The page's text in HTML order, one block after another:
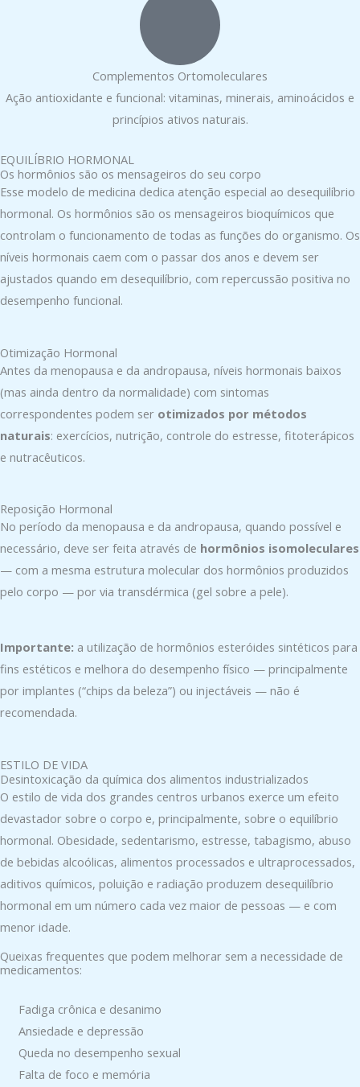
Complementos Ortomoleculares
Ação antioxidante e funcional: vitaminas, minerais, aminoácidos e
princípios ativos naturais.
EQUILÍBRIO HORMONAL
Os hormônios são os mensageiros do seu corpo
Esse modelo de medicina dedica atenção especial ao desequilíbrio
hormonal. Os hormônios são os mensageiros bioquímicos que
controlam o funcionamento de todas as funções do organismo. Os
níveis hormonais caem com o passar dos anos e devem ser
ajustados quando em desequilíbrio, com repercussão positiva no
desempenho funcional.
Otimização Hormonal
Antes da menopausa e da andropausa, níveis hormonais baixos
(mas ainda dentro da normalidade) com sintomas
correspondentes podem ser otimizados por métodos
naturais: exercícios, nutrição, controle do estresse, fitoterápicos
e nutracêuticos.
Reposição Hormonal
No período da menopausa e da andropausa, quando possível e
necessário, deve ser feita através de hormônios isomoleculares
— com a mesma estrutura molecular dos hormônios produzidos
pelo corpo — por via transdérmica (gel sobre a pele).
Importante: a utilização de hormônios esteróides sintéticos para
fins estéticos e melhora do desempenho físico — principalmente
por implantes (“chips da beleza”) ou injectáveis — não é
recomendada.
ESTILO DE VIDA
Desintoxicação da química dos alimentos industrializados
O estilo de vida dos grandes centros urbanos exerce um efeito
devastador sobre o corpo e, principalmente, sobre o equilíbrio
hormonal. Obesidade, sedentarismo, estresse, tabagismo, abuso
de bebidas alcoólicas, alimentos processados e ultraprocessados,
aditivos químicos, poluição e radiação produzem desequilíbrio
hormonal em um número cada vez maior de pessoas — e com
menor idade.
Queixas frequentes que podem melhorar sem a necessidade de
medicamentos:
Fadiga crônica e desanimo
Ansiedade e depressão
Queda no desempenho sexual
Falta de foco e memória